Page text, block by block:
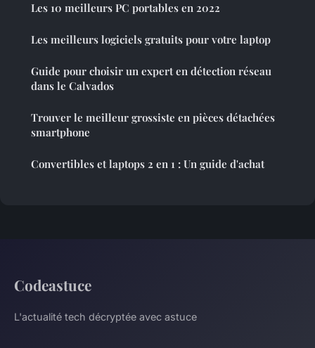
Les 10 meilleurs PC portables en 2022
Les meilleurs logiciels gratuits pour votre laptop
Guide pour choisir un expert en détection réseau
dans le Calvados
Trouver le meilleur grossiste en pièces détachées
smartphone
Convertibles et laptops 2 en 1 : Un guide d'achat
Codeastuce
L'actualité tech décryptée avec astuce